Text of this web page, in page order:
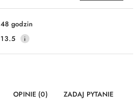
Wyślij
48 godzin
13.5
OPINIE (0) ZADAJ PYTANIE